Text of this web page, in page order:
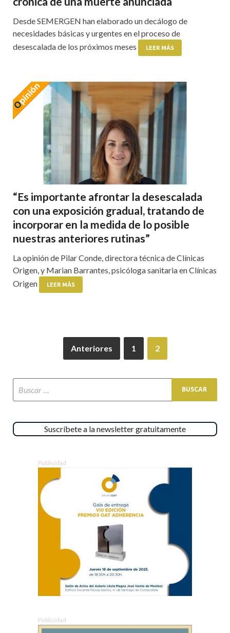
Desde SEMERGEN han elaborado un decálogo de
necesidades básicas y urgentes en el proceso de
desescalada de los próximos meses
LEER MÁS
“Es importante afrontar la desescalada
con una exposición gradual, tratando de
incorporar en la medida de lo posible
nuestras anteriores rutinas”
La opinión de Pilar Conde, directora técnica de Clínicas
Origen, y Marian Barrantes, psicóloga sanitaria en Clínicas
Origen
LEER MÁS
Anteriores 1 2
Suscríbete a la newsletter gratuitamente
Publicidad
Publicidad